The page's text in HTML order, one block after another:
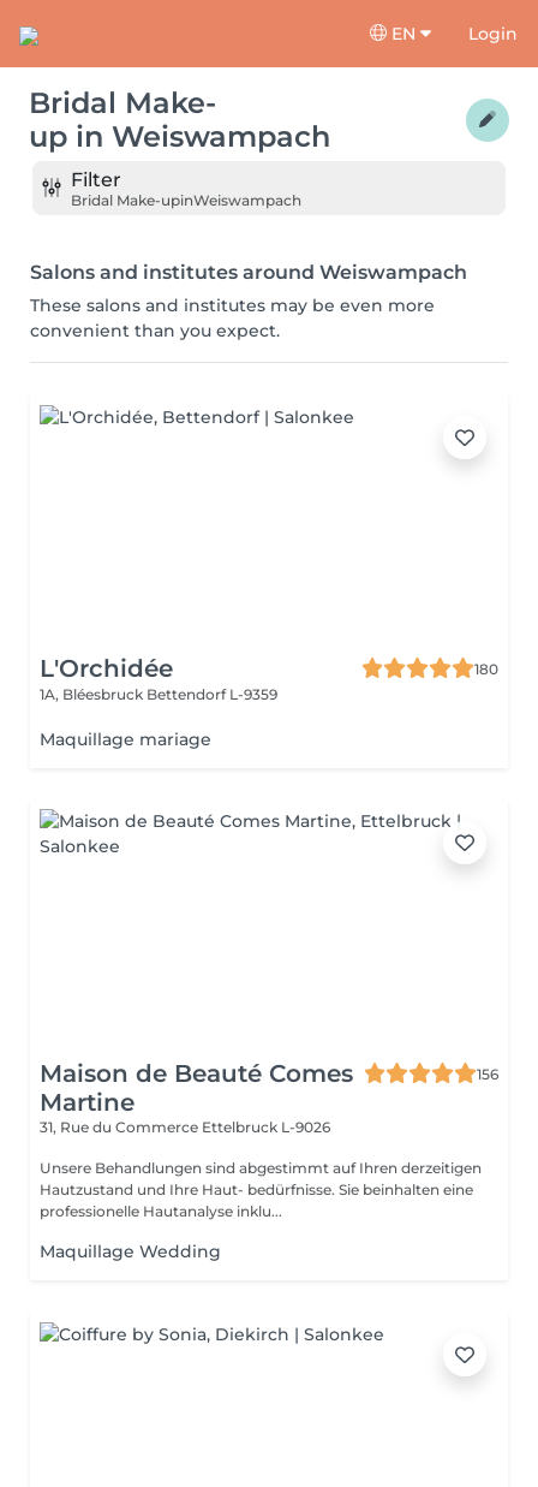
EN Login
Bridal Make-
up in Weiswampach
Filter
Bridal Make-upinWeiswampach
Salons and institutes around Weiswampach
These salons and institutes may be even more
convenient than you expect.
L'Orchidée
180
1A, Bléesbruck Bettendorf L-9359
Maquillage mariage
Maison de Beauté Comes
Martine
156
31, Rue du Commerce Ettelbruck L-9026
Unsere Behandlungen sind abgestimmt auf Ihren derzeitigen
Hautzustand und Ihre Haut- bedürfnisse. Sie beinhalten eine
professionelle Hautanalyse inklu...
Maquillage Wedding